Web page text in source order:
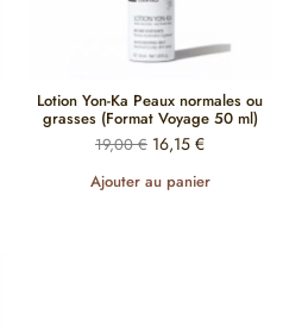
Lotion Yon-Ka Peaux normales ou
grasses (Format Voyage 50 ml)
19,00€ 16,15 €
Ajouter au panier